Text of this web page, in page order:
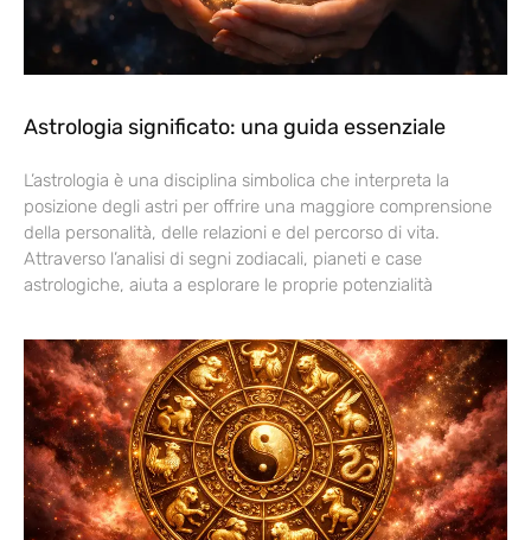
Astrologia significato: una guida essenziale
L’astrologia è una disciplina simbolica che interpreta la
posizione degli astri per offrire una maggiore comprensione
della personalità, delle relazioni e del percorso di vita.
Attraverso l’analisi di segni zodiacali, pianeti e case
astrologiche, aiuta a esplorare le proprie potenzialità